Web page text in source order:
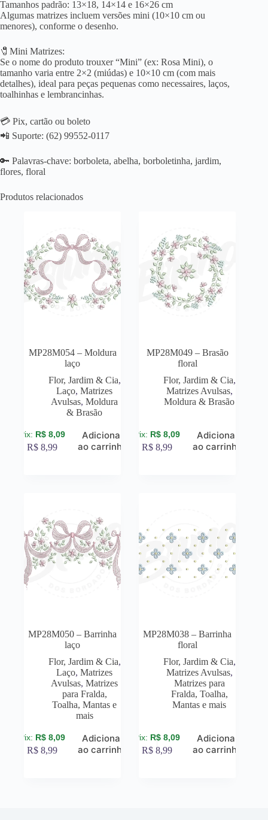
Tamanhos padrão: 13×18, 14×14 e 16×26 cm
Algumas matrizes incluem versões mini (10×10 cm ou
menores), conforme o desenho.
🧷Mini Matrizes:
Se o nome do produto trouxer “Mini” (ex: Rosa Mini), o
tamanho varia entre 2×2 (miúdas) e 10×10 cm (com mais
detalhes), ideal para peças pequenas como necessaires, laços,
toalhinhas e lembrancinhas.
💳 Pix, cartão ou boleto
📲 Suporte: (62) 99552-0117
🔑 Palavras-chave: borboleta, abelha, borboletinha, jardim,
flores, floral
Produtos relacionados
MP28M054 – Moldura
laço
Flor, Jardim & Cia,
Laço,Matrizes
Avulsas,Moldura
& Brasão
R$ 8,09
R$ 8,99
Adicionar
ao carrinho
MP28M049 – Brasão
floral
Flor, Jardim & Cia,
Matrizes Avulsas,
Moldura & Brasão
R$ 8,09
R$ 8,99
Adicionar
ao carrinho
MP28M050 – Barrinha
laço
Flor, Jardim & Cia,
Laço,Matrizes
Avulsas,Matrizes
para Fralda,
Toalha, Mantas e
mais
R$ 8,09
R$ 8,99
Adicionar
ao carrinho
MP28M038 – Barrinha
floral
Flor, Jardim & Cia,
Matrizes Avulsas,
Matrizes para
Fralda, Toalha,
Mantas e mais
R$ 8,09
R$ 8,99
Adicionar
ao carrinho